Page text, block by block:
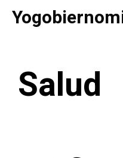
Saltar
Salud